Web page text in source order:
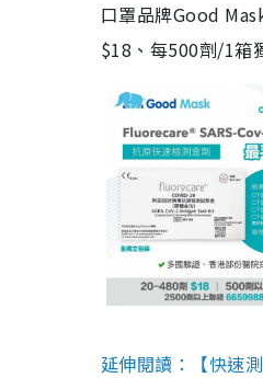
口罩品牌Good
$18、每500劑/1箱
延伸閱讀：【快速